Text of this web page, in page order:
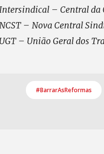
– Central da
– Nova Central
UGT – União Geral dos
#BarrarAsReformas